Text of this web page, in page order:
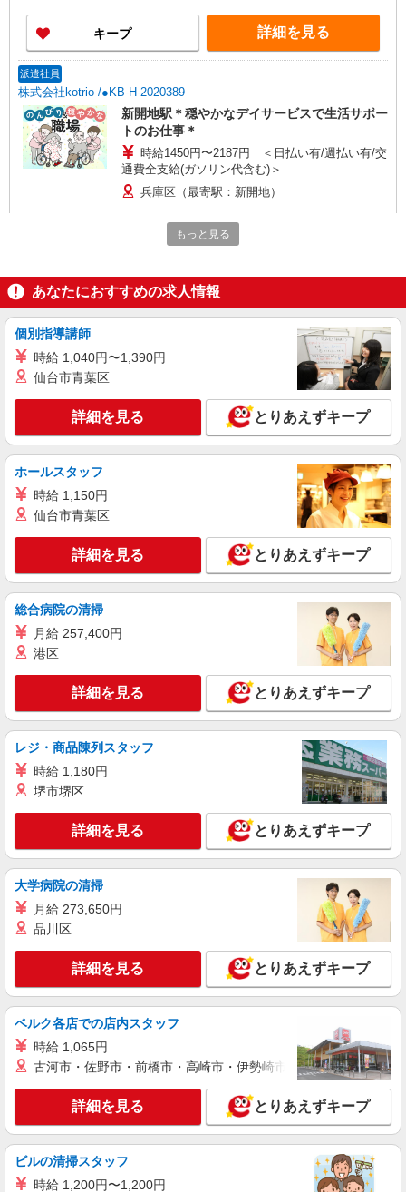
キープ 詳細を見る
派遣社員
株式会社kotrio /●KB-H-2020389
新開地駅＊穏やかなデイサービスで生活サポー
トのお仕事＊
時給1450円〜2187円 ＜日払い有/週払い有/交
通費全支給(ガソリン代含む)＞
兵庫区（最寄駅：新開地）
株式会社kotrio /●KB-H-2020616
時給1450円〜2187円 ＜日払い有/週払い有/交
キープ 詳細を見る
派遣社員
株式会社kotrio /●KB-H-1877729
新開地駅★時給1400円〜！デイSTAFF♪未経験
時給1550円〜2187円 ＜日払い有/週払い有/交
通費全支給(ガソリン代含む)＞
兵庫区（最寄駅：新開地）
キープ 詳細を見る
株式会社kotrio /●KB-H-1856772
湊川駅すぐ★見守り・お掃除などのシニア向け
マンションSTAFF
時給1500円〜2125円 ＜日払い有/週払い有/交
キープ 詳細を見る
派遣社員
株式会社kotrio /●KB-H-1855013
一生モノの「経験」が手に入る＊。兵庫すぐの
時給1500円〜2125円 ＜日払い有/週払い有/交
通費全支給(ガソリン代含む)＞
神戸市兵庫区/最寄り：兵庫駅
キープ
派遣社員
株式会社kotrio /●KB-H-1900203
＜兵庫＞デイサービスSTAFF＊16時退社も
OK！子育て世代活躍中
時給1450円〜2187円 ＜日払い有/週払い有/交
通費全支給(ガソリン代含む)＞
もっと見る
あなたにおすすめの求人情報
個別指導講師
時給 1,040円〜1,390円
仙台市青葉区
詳細を見る とりあえずキープ
ホールスタッフ
時給 1,150円
仙台市青葉区
詳細を見る とりあえずキープ
総合病院の清掃
月給 257,400円
港区
詳細を見る とりあえずキープ
レジ・商品陳列スタッフ
時給 1,180円
堺市堺区
詳細を見る とりあえずキープ
大学病院の清掃
月給 273,650円
品川区
詳細を見る とりあえずキープ
ベルク各店での店内スタッフ
時給 1,065円
古河市・佐野市・前橋市・高崎市・伊勢崎市・太田市・館林市
詳細を見る とりあえずキープ
ビルの清掃スタッフ
時給 1,200円〜1,200円